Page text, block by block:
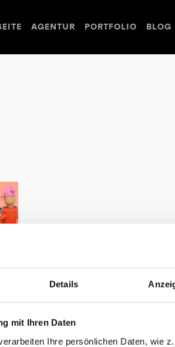
Details
mit Ihren Daten
Ihre persönlichen Daten, wie
AGENTUR PORTFOLIO BLOG